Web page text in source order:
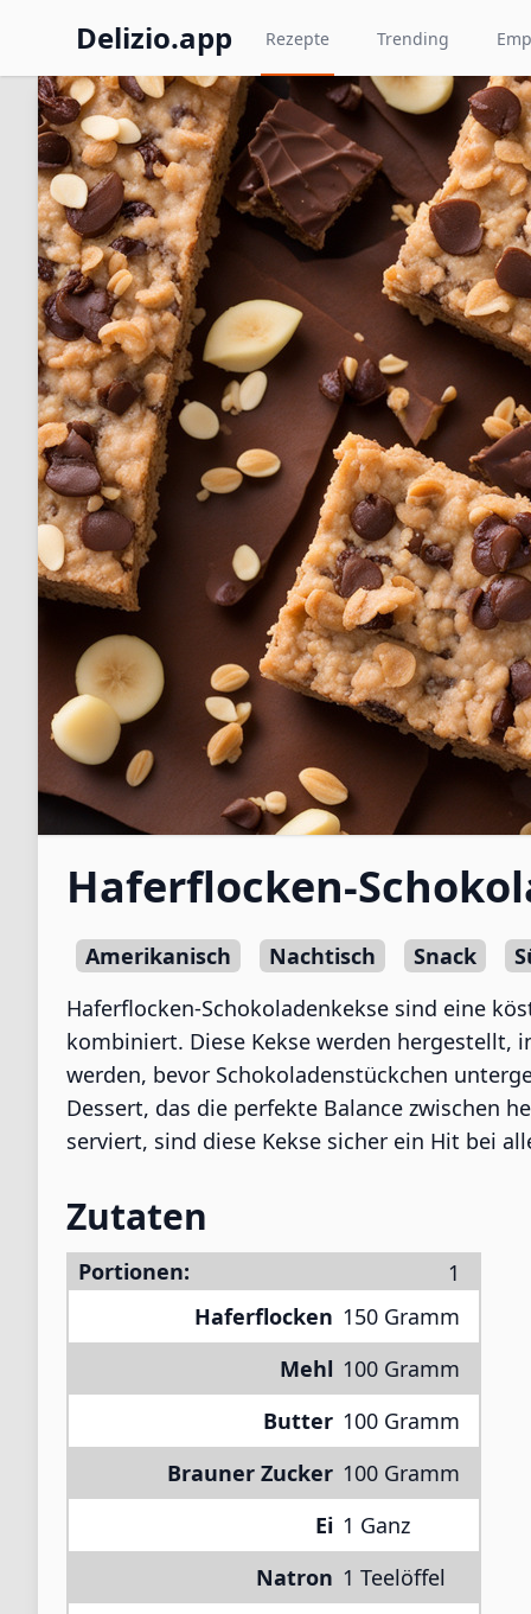
Delizio.app Rezepte Trending
Haferflocken-
Amerikanisch Nachtisch Snack
Haferflocken-Schokoladenkekse sind eine
kombiniert. Diese Kekse werden hergestellt,
werden, bevor Schokoladenstückchen
Dessert, das die perfekte Balance zwischen
serviert, sind diese Kekse sicher ein Hit bei
Zutaten
Portionen:
Haferflocken 150 Gramm
Mehl 100 Gramm
Butter 100 Gramm
Brauner Zucker 100 Gramm
Ei 1 Ganz
Natron 1 Teelöffel